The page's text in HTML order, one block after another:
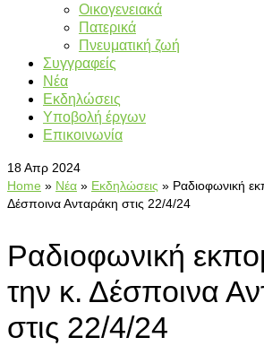
Οικογενειακά
Πατερικά
Πνευματική ζωή
Συγγραφείς
Νέα
Εκδηλώσεις
Υποβολή έργων
Επικοινωνία
18Απρ 2024
Home » Νέα » Εκδηλώσεις » Ραδιοφωνική
Δέσποινα Ανταράκη στις 22/4/24
Ραδιοφωνική
την κ. Δέσποινα
στις 22/4/24